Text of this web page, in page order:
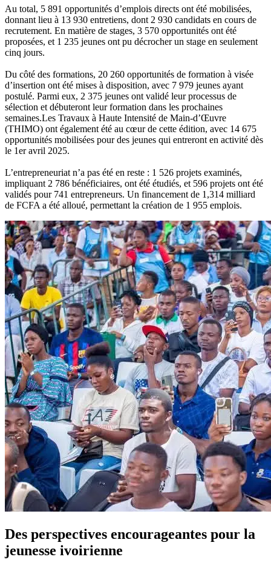
Au total, 5 891 opportunités d’emplois directs ont été mobilisées,
donnant lieu à 13 930 entretiens, dont 2 930 candidats en cours de
recrutement. En matière de stages, 3 570 opportunités ont été
proposées, et 1 235 jeunes ont pu décrocher un stage en seulement
cinq jours.
Du côté des formations, 20 260 opportunités de formation à visée
d’insertion ont été mises à disposition, avec 7 979 jeunes ayant
postulé. Parmi eux, 2 375 jeunes ont validé leur processus de
sélection et débuteront leur formation dans les prochaines
semaines.Les Travaux à Haute Intensité de Main-d’Œuvre
(THIMO) ont également été au cœur de cette édition, avec 14 675
opportunités mobilisées pour des jeunes qui entreront en activité dès
le 1er avril 2025.
L’entrepreneuriat n’a pas été en reste : 1 526 projets examinés,
impliquant 2 786 bénéficiaires, ont été étudiés, et 596 projets ont été
validés pour 741 entrepreneurs. Un financement de 1,314 milliard
de FCFA a été alloué, permettant la création de 1 955 emplois.
Des perspectives encourageantes pour la
jeunesse ivoirienne